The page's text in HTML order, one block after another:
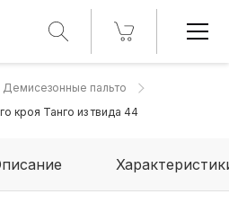
Демисезонные пальто
кроя Танго из твида 44